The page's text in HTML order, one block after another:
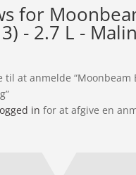
for
- 2.7 L -
at anmelde “Moonbeam
in for at afgive en